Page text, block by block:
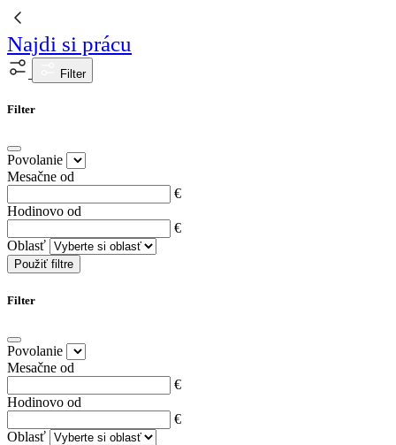
Najdi si prácu
Filter
Filter
Povolanie
Mesačne od
€
Hodinovo od
€
Oblasť
Použiť filtre
Filter
Povolanie
Mesačne od
€
Hodinovo od
€
Oblasť